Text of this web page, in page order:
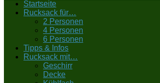
Startseite
Rucksack für…
2 Personen
4 Personen
6 Personen
Tipps & Infos
Rucksack mit…
Geschirr
Decke